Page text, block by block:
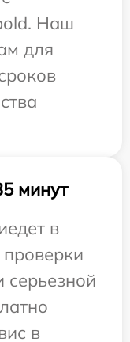
Наш
для
минут
в
серьезной
в